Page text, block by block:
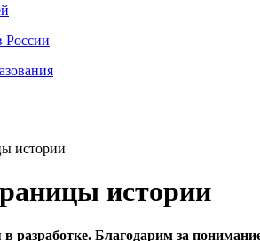
России
истории
истории
разработке. Благодарим за